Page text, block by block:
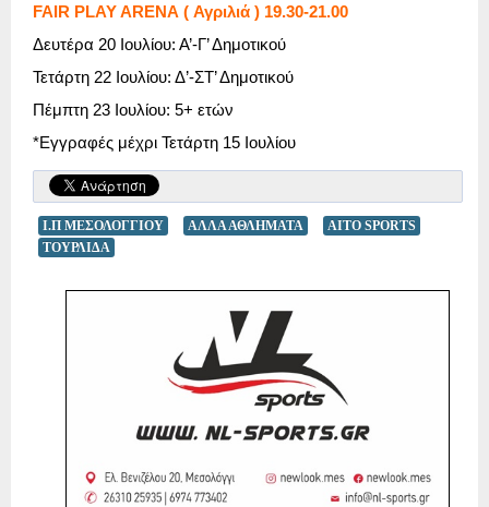
FAIR PLAY ARENA ( Αγριλιά ) 19.30-21.00
Δευτέρα 20 Ιουλίου: Α’-Γ’ Δημοτικού
Τετάρτη 22 Ιουλίου: Δ’-ΣΤ’ Δημοτικού
Πέμπτη 23 Ιουλίου: 5+ ετών
*Εγγραφές μέχρι Τετάρτη 15 Ιουλίου
Ι.Π ΜΕΣΟΛΟΓΓΙΟΥ ΑΛΛΑ ΑΘΛΗΜΑΤΑ
AITO SPORTS
ΤΟΥΡΛΙΔΑ